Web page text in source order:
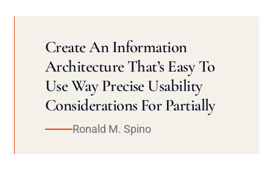
Create An Information
Architecture That’s Easy To
Use Way Precise Usability
Considerations For Partially
Ronald M. Spino